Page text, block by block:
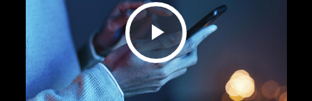
Play Video